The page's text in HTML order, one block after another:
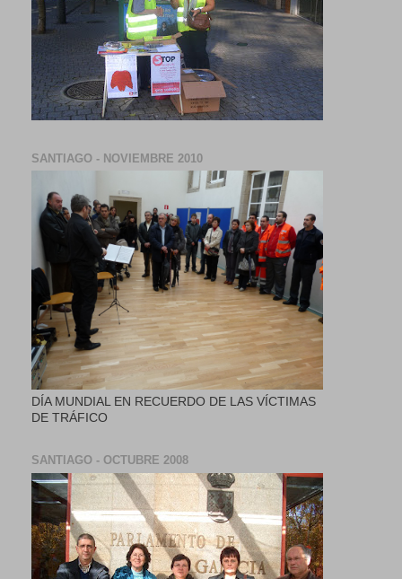
SANTIAGO - NOVIEMBRE 2010
DÍA MUNDIAL EN RECUERDO DE LAS VÍCTIMAS
DE TRÁFICO
SANTIAGO - OCTUBRE 2008